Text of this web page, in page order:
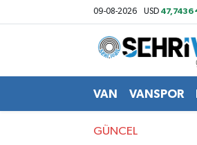
09-08-2026 USD 47,7436
VAN VANSPOR
GÜNCEL
Van Nöbetçi Eczaneler
Van Hava Durumu
VAN Namaz Vakitleri